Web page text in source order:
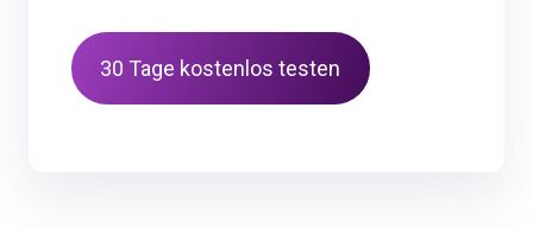
30 Tage kostenlos testen